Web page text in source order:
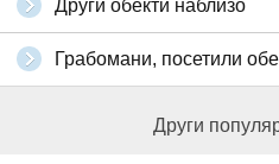
Други обекти наблизо
Грабомани, посетили
Други